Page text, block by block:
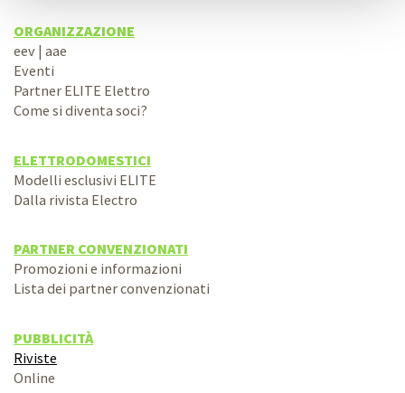
ORGANIZZAZIONE
eev | aae
Eventi
Partner ELITE Elettro
Come si diventa soci?
ELETTRODOMESTICI
Modelli esclusivi ELITE
Dalla rivista Electro
PARTNER CONVENZIONATI
Promozioni e informazioni
Lista dei partner convenzionati
PUBBLICITÀ
Riviste
Online